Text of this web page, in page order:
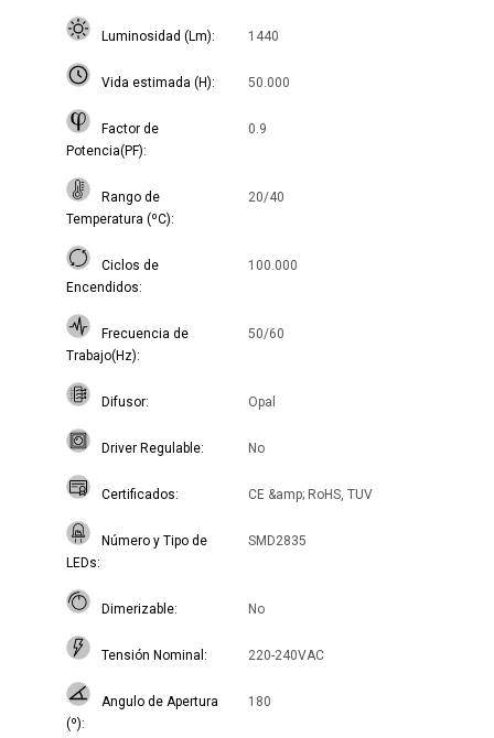
Luminosidad (Lm) 1440
Vida estimada (H) 50.000
Factor de
Potencia(PF)
0.9
Rango de
Temperatura (ºC)
20/40
Ciclos de
Encendidos
100.000
Frecuencia de
Trabajo(Hz)
50/60
Difusor Opal
Driver Regulable No
Certificados CE &amp; RoHS, TUV
Número y Tipo de
LEDs
SMD2835
Dimerizable No
Tensión Nominal 220-240VAC
Angulo de Apertura
(º)
180